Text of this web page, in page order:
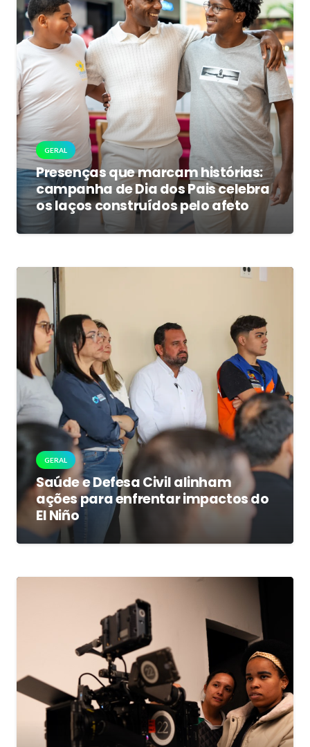
GERAL
Presenças que marcam histórias:
campanha de Dia dos Pais celebra
os laços construídos pelo afeto
GERAL
Saúde e Defesa Civil alinham
ações para enfrentar impactos do
El Niño